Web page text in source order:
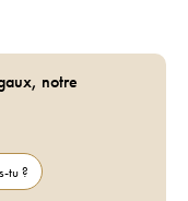
notre
tu ?